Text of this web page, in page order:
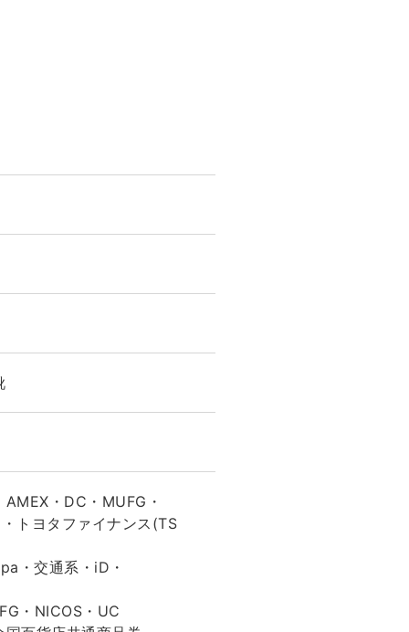
・DC・MUFG・
トヨタファイナンス(TS
・交通系・iD・
・NICOS・UC